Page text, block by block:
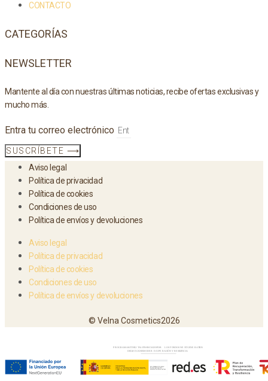
CONTACTO
CATEGORÍAS
NEWSLETTER
Mantente al día con nuestras últimas noticias, recibe ofertas exclusivas y
mucho más.
Entra tu correo electrónico
SUSCRÍBETE ⟶
Aviso legal
Política de privacidad
Política de cookies
Condiciones de uso
Política de envíos y devoluciones
Aviso legal
Política de privacidad
Política de cookies
Condiciones de uso
Política de envíos y devoluciones
© Velna Cosmetics2026